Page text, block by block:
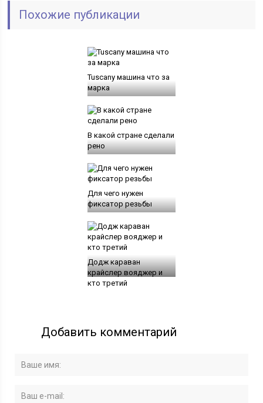
Похожие публикации
Tuscany машина что за
марка
В какой стране сделали
рено
Для чего нужен
фиксатор резьбы
Додж караван
крайслер вояджер и
кто третий
Добавить комментарий